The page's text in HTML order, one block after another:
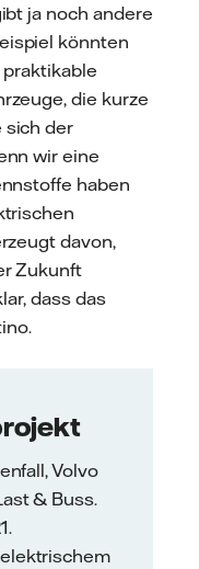
ja noch andere
könnten
die kurze
sich der
wir eine
haben
davon,
Zukunft
dass das
Volvo
& Buss.